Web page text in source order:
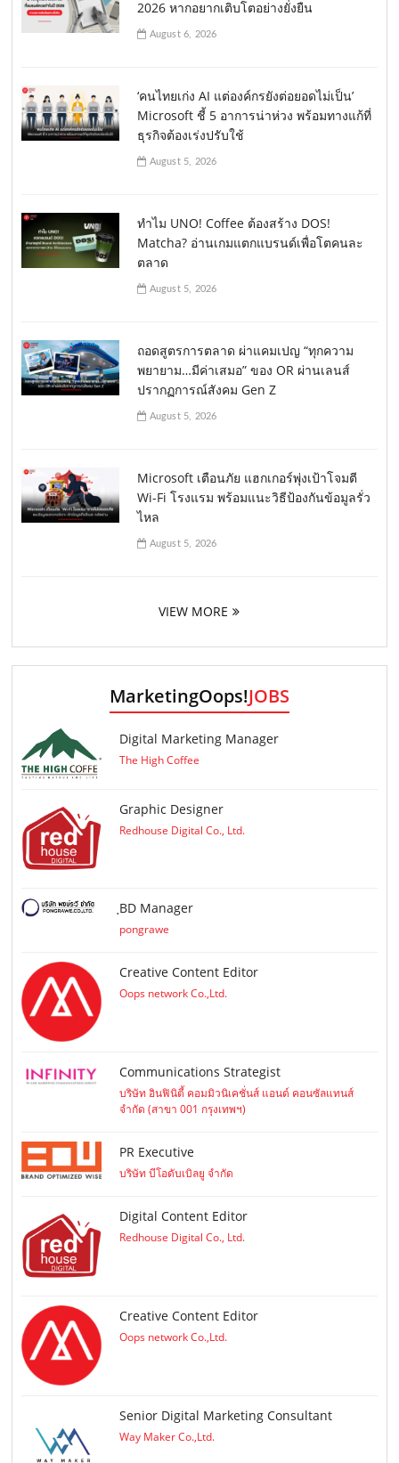
2026 หากอยากเติบโตอย่างยั่งยืน
August 6, 2026
‘คนไทยเก่ง AI แต่องค์กรยังต่อยอดไม่เป็น’
Microsoft ชี้ 5 อาการน่าห่วง พร้อมทางแก้ที่
ธุรกิจต้องเร่งปรับใช้
August 5, 2026
ทำไม UNO! Coffee ต้องสร้าง DOS!
Matcha? อ่านเกมแตกแบรนด์เพื่อโตคนละ
ตลาด
August 5, 2026
ถอดสูตรการตลาด ผ่าแคมเปญ “ทุกความ
พยายาม…มีค่าเสมอ” ของ OR ผ่านเลนส์
ปรากฏการณ์สังคม Gen Z
August 5, 2026
Microsoft เตือนภัย แฮกเกอร์พุ่งเป้าโจมตี
Wi-Fi โรงแรม พร้อมแนะวิธีป้องกันข้อมูลรั่ว
ไหล
August 5, 2026
VIEW MORE
MarketingOops!JOBS
Digital Marketing Manager
The High Coffee
Graphic Designer
Redhouse Digital Co., Ltd.
ฺBD Manager
pongrawe
Creative Content Editor
Oops network Co.,Ltd.
Communications Strategist
บริษัท อินฟินิตี้ คอมมิวนิเคชั่นส์ แอนด์ คอนซัลแทนส์
จำกัด (สาขา 001 กรุงเทพฯ)
PR Executive
บริษัท บีโอดับเบิลยู จำกัด
Digital Content Editor
Redhouse Digital Co., Ltd.
Creative Content Editor
Oops network Co.,Ltd.
Senior Digital Marketing Consultant
Way Maker Co.,Ltd.